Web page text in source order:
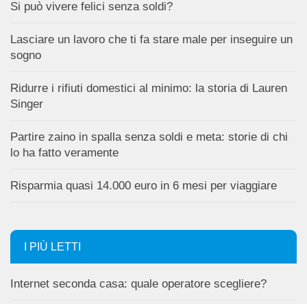
Si può vivere felici senza soldi?
Lasciare un lavoro che ti fa stare male per inseguire un
sogno
Ridurre i rifiuti domestici al minimo: la storia di Lauren
Singer
Partire zaino in spalla senza soldi e meta: storie di chi
lo ha fatto veramente
Risparmia quasi 14.000 euro in 6 mesi per viaggiare
I PIÙ LETTI
Internet seconda casa: quale operatore scegliere?